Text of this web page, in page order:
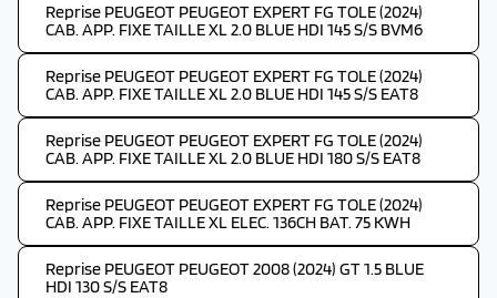
Reprise PEUGEOT PEUGEOT EXPERT FG TOLE (2024)
CAB. APP. FIXE TAILLE XL 2.0 BLUE HDI 145 S/S BVM6
Reprise PEUGEOT PEUGEOT EXPERT FG TOLE (2024)
CAB. APP. FIXE TAILLE XL 2.0 BLUE HDI 145 S/S EAT8
Reprise PEUGEOT PEUGEOT EXPERT FG TOLE (2024)
CAB. APP. FIXE TAILLE XL 2.0 BLUE HDI 180 S/S EAT8
Reprise PEUGEOT PEUGEOT EXPERT FG TOLE (2024)
CAB. APP. FIXE TAILLE XL ELEC. 136CH BAT. 75 KWH
Reprise PEUGEOT PEUGEOT 2008 (2024) GT 1.5 BLUE
HDI 130 S/S EAT8